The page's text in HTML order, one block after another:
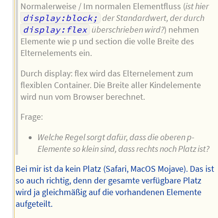
Normalerweise / Im normalen Elementfluss (ist hier
display:block; der Standardwert, der durch
display:flex überschrieben wird?) nehmen
Elemente wie p und section die volle Breite des
Elternelements ein.
Durch display: flex wird das Elternelement zum
flexiblen Container. Die Breite aller Kindelemente
wird nun vom Browser berechnet.
Frage:
Welche Regel sorgt dafür, dass die oberen p-
Elemente so klein sind, dass rechts noch Platz ist?
Bei mir ist da kein Platz (Safari, MacOS Mojave). Das ist
so auch richtig, denn der gesamte verfügbare Platz
wird ja gleichmäßig auf die vorhandenen Elemente
aufgeteilt.